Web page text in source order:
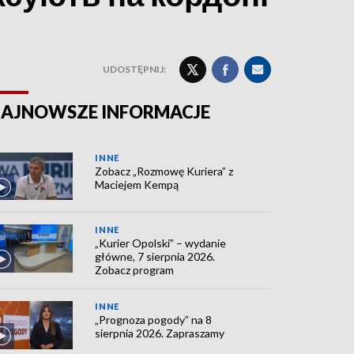
UDOSTĘPNIJ:
INFORMACJE
INNE
Zobacz „Rozmowę Kuriera” z
Maciejem Kempą
INNE
„Kurier Opolski” – wydanie
główne, 7 sierpnia 2026.
Zobacz program
INNE
„Prognoza pogody” na 8
sierpnia 2026. Zapraszamy